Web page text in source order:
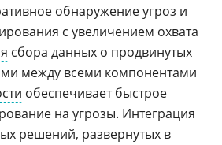
обнаружение угроз и
с увеличением охвата
сбора данных о продвинутых
между всеми компонентами
обеспечивает быстрое
на угрозы. Интеграция
решений, развернутых в